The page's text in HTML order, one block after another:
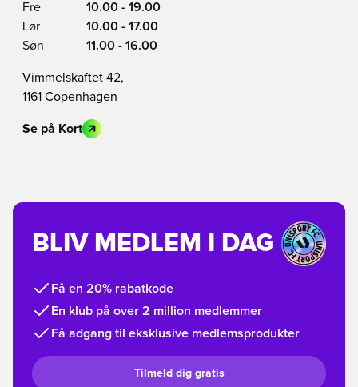
Fre
10.00 - 19.00
Lør
10.00 - 17.00
Søn
11.00 - 16.00
Vimmelskaftet 42,
1161 Copenhagen
Se på Kort
BLIV MEDLEM I DAG
Få en 20% rabatkode
En klub på over 2 million medlemmer
Få adgang til eksklusive medlemsprodukter
Tilmeld dig gratis